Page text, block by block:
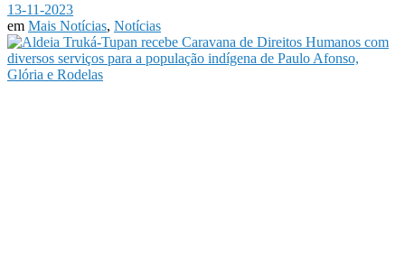
13-11-2023
em Mais Notícias, Notícias